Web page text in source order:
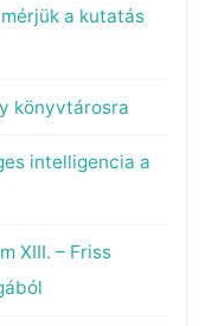
a kutatás
könyvtárosra
intelligencia a
XIII. – Friss